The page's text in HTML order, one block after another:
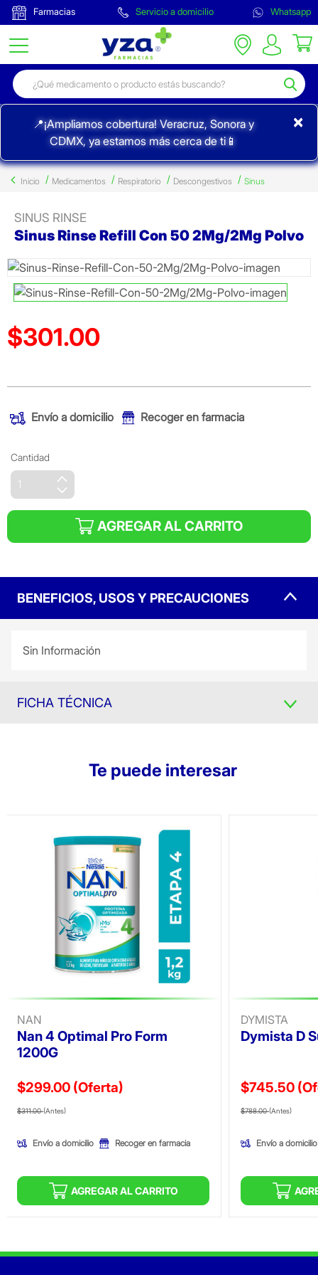
Farmacias Servicio a domicilio Whatsapp
📍¡Ampliamos cobertura! Veracruz, Sonora y
CDMX, ya estamos más cerca de ti📱
×
Inicio Medicamentos Respiratorio Descongestivos Sinus
SINUS RINSE
Sinus Rinse Refill Con 50 2Mg/2Mg Polvo
Precio reducido de
$301.00
Envío a domicilio Recoger en farmacia
Cantidad
AGREGAR AL CARRITO
BENEFICIOS, USOS Y PRECAUCIONES
Sin Información
FICHA TÉCNICA
Te puede interesar
NAN
Nan 4 Optimal Pro Form
1200G
$299.00 (Oferta)
Precio reducido de
$311.00(Antes)(Oferta)
Envío a domicilio Recoger en farmacia
AGREGAR AL CARRITO
DYMISTA
Dymista D
$745.50
Precio
$788.00(Antes)
Envío a domicilio